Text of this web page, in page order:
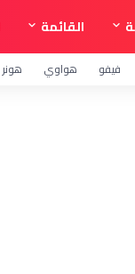
القائمة
فيفو هواوي هونر